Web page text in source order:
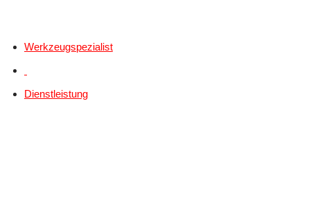
Werkzeugspezialist
Dienstleistung